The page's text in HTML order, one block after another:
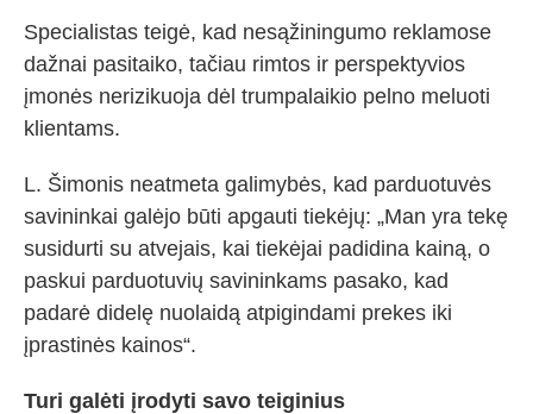
Specialistas teigė, kad nesąžiningumo reklamose
dažnai pasitaiko, tačiau rimtos ir perspektyvios
įmonės nerizikuoja dėl trumpalaikio pelno meluoti
klientams.
L. Šimonis neatmeta galimybės, kad parduotuvės
savininkai galėjo būti apgauti tiekėjų: „Man yra tekę
susidurti su atvejais, kai tiekėjai padidina kainą, o
paskui parduotuvių savininkams pasako, kad
padarė didelę nuolaidą atpigindami prekes iki
įprastinės kainos“.
Turi galėti įrodyti savo teiginius